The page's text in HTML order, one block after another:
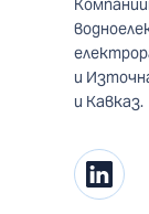
и
и Кавказ.